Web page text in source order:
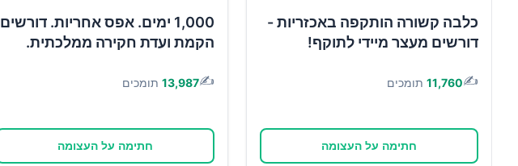
כלבה קשורה הותקפה באכזריות -
דורשים מעצר מיידי לתוקף!
✍️
11,760 תומכים
חתימה על העצומה
1,000 ימים. אפס אחריות. דורשים
הקמת ועדת חקירה ממלכתית.
✍️
13,987 תומכים
חתימה על העצומה